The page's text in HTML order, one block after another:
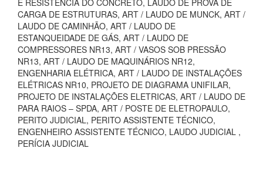
E RESISTÊNCIA DO CONCRETO, LAUDO DE PROVA DE
CARGA DE ESTRUTURAS, ART / LAUDO DE MUNCK, ART /
LAUDO DE CAMINHÃO, ART / LAUDO DE
ESTANQUEIDADE DE GÁS, ART / LAUDO DE
COMPRESSORES NR13, ART / VASOS SOB PRESSÃO
NR13, ART / LAUDO DE MAQUINÁRIOS NR12,
ENGENHARIA ELÉTRICA, ART / LAUDO DE INSTALAÇÕES
ELÉTRICAS NR10, PROJETO DE DIAGRAMA UNIFILAR,
PROJETO DE INSTALAÇÕES ELETRICAS, ART / LAUDO DE
PARA RAIOS – SPDA, ART / POSTE DE ELETROPAULO,
PERITO JUDICIAL, PERITO ASSISTENTE TÉCNICO,
ENGENHEIRO ASSISTENTE TÉCNICO, LAUDO JUDICIAL ,
PERÍCIA JUDICIAL